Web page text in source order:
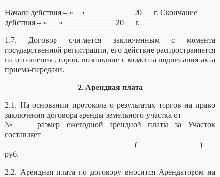
Начало действия – «__» ____________20___г. Окончание
действия – «___» _____________20___г.
1.7. Договор считается заключенным с момента
государственной регистрации, его действие распространяется
на отношения сторон, возникшие с момента подписания акта
приема-передачи.
2. Арендная плата
2.1. На основании протокола о результатах торгов на право
заключения договора аренды земельного участка от ________
№ __ размер ежегодной арендной платы за Участок
составляет
_________________________________(________________)
руб.
2.2. Арендная плата по договору вносится Арендатором на